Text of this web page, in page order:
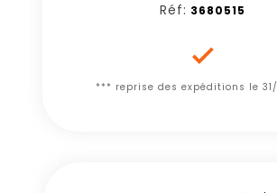
Réf: 3680515

*** reprise des expéditions le